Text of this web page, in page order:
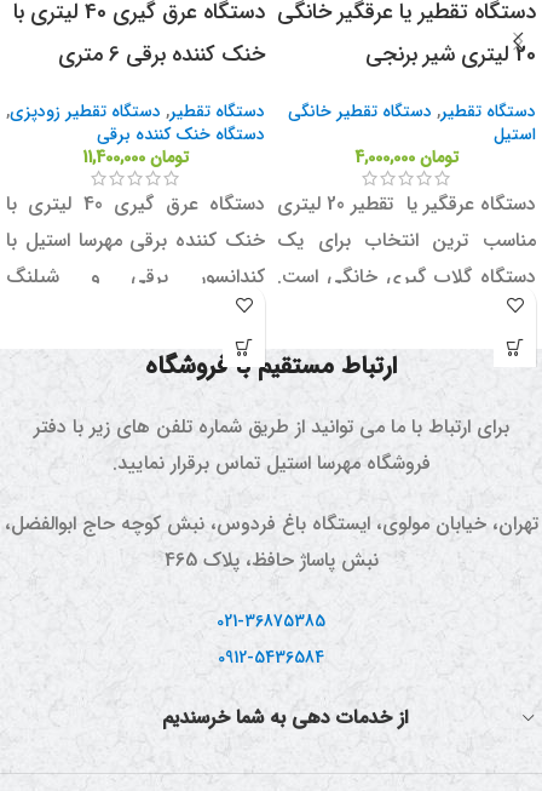
دستگاه تقطیر یا عرقگیر خانگی
20 لیتری شیر برنجی
دستگاه تقطیر, دستگاه تقطیر خانگی
استیل
تومان
دستگاه عرقگیر یا تقطیر 20 لیتری
مناسب ترین انتخاب برای یک
دستگاه گلاب گیری خانگی است.
از این دستگاه برای استخراج
عصاره گیاهان دارویی و گلابگیری
استفاده می شود. همچنین
بوسیله این دستگاه می توانید آب
دستگاه عرق گیری 40 لیتری با
خنک کننده برقی 6 متری
دستگاه تقطیر, دستگاه تقطیر زودپزی,
دستگاه خنک کننده برقی
تومان
دستگاه عرق گیری 40 لیتری با
خنک کننده برقی مهرسا استیل با
کندانسور برقی و شیلنگ
سیلیکونی یک مجموعه کامل برای
گلاب گیری و تقطیر عرقیات و
گلاب و ... می باشد.
ارتباط مستقیم با فروشگاه
برای ارتباط با ما می توانید از طریق شماره تلفن های زیر با دفتر
فروشگاه مهرسا استیل تماس برقرار نمایید.
تهران، خیابان مولوی، ایستگاه باغ فردوس، نبش کوچه حاج ابوالفضل،
نبش پاساژ حافظ، پلاک 465
021-36875385
0912-5436584
از خدمات دهی به شما خرسندیم